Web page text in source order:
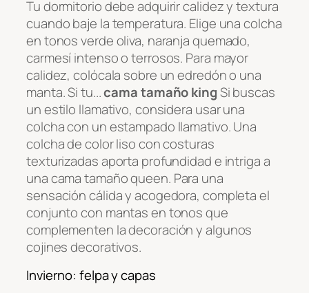
Tu dormitorio debe adquirir calidez y textura
cuando baje la temperatura. Elige una colcha
en tonos verde oliva, naranja quemado,
carmesí intenso o terrosos. Para mayor
calidez, colócala sobre un edredón o una
manta. Si tu...cama tamaño kingSi buscas
un estilo llamativo, considera usar una
colcha con un estampado llamativo. Una
colcha de color liso con costuras
texturizadas aporta profundidad e intriga a
una cama tamaño queen. Para una
sensación cálida y acogedora, completa el
conjunto con mantas en tonos que
complementen la decoración y algunos
cojines decorativos.
Invierno: felpa y capas